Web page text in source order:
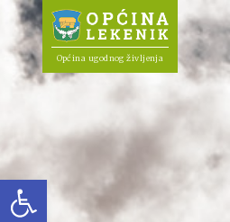
Open toolbar
Općina ugodnog življenja